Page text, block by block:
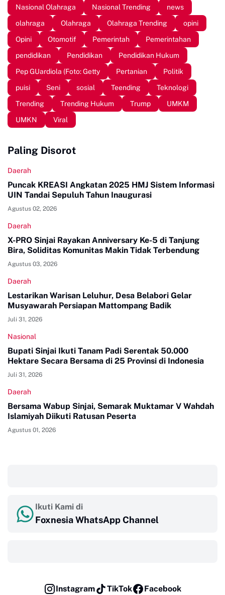
Nasional Olahraga
Nasional Trending
news
olahraga
Olahraga Olahraga Trending
opini
Opini
Otomotif Pemerintah
Pemerintahan
pendidikan
Pendidikan
Pendidikan Hukum
Pep GUardiola (Foto: Getty
Pertanian
Politik
puisi
Seni sosial Teending
Teknologi
Trending
Trending Hukum Trump
UMKM
UMKN
Viral
Paling Disorot
Daerah
Puncak KREASI Angkatan 2025 HMJ Sistem Informasi
UIN Tandai Sepuluh Tahun Inaugurasi
Agustus 02, 2026
Daerah
X-PRO Sinjai Rayakan Anniversary Ke-5 di Tanjung
Bira, Soliditas Komunitas Makin Tidak Terbendung
Agustus 03, 2026
Daerah
Lestarikan Warisan Leluhur, Desa Belabori Gelar
Musyawarah Persiapan Mattompang Badik
Juli 31, 2026
Nasional
Bupati Sinjai Ikuti Tanam Padi Serentak 50.000
Hektare Secara Bersama di 25 Provinsi di Indonesia
Juli 31, 2026
Daerah
Bersama Wabup Sinjai, Semarak Muktamar V Wahdah
Islamiyah Diikuti Ratusan Peserta
Agustus 01, 2026
Ikuti Kami di
Foxnesia WhatsApp Channel
Instagram TikTok Facebook